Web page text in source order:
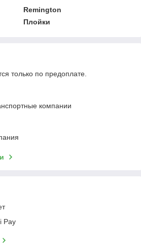
Remington
Плойки
только по предоплате.
компании
Pay